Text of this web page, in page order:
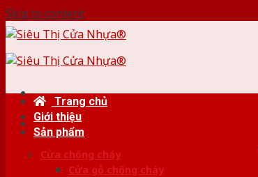
Skip to content
Trang chủ
Giới thiệu
Sản phẩm
Cửa chống cháy
Cửa gỗ chống cháy